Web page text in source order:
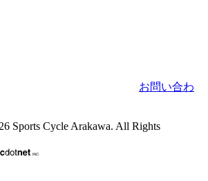
お問い合わ
Sports Cycle Arakawa. All Rights